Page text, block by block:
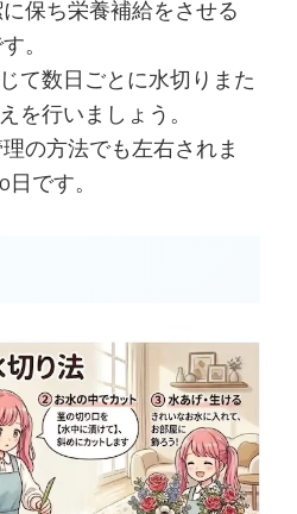
保ち栄養補給をさせる
。
て数日ごとに水切りまた
を行いましょう。
の方法でも左右されま
日です。